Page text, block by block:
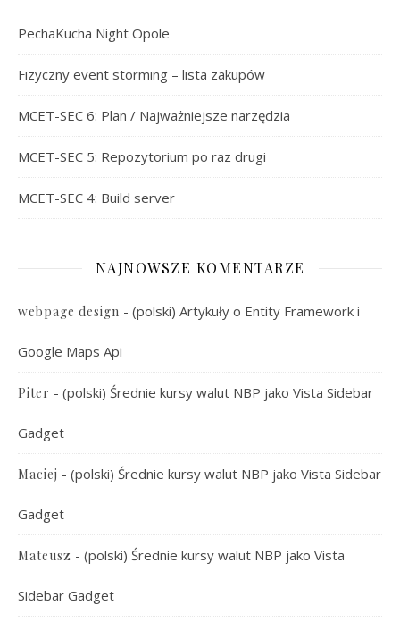
PechaKucha Night Opole
Fizyczny event storming – lista zakupów
MCET-SEC 6: Plan / Najważniejsze narzędzia
MCET-SEC 5: Repozytorium po raz drugi
MCET-SEC 4: Build server
NAJNOWSZE KOMENTARZE
webpage design - (polski) Artykuły o Entity Framework i
Google Maps Api
Piter - (polski) Średnie kursy walut NBP jako Vista Sidebar
Gadget
Maciej - (polski) Średnie kursy walut NBP jako Vista Sidebar
Gadget
Mateusz - (polski) Średnie kursy walut NBP jako Vista
Sidebar Gadget